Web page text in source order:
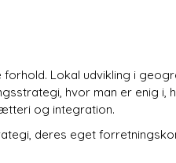
Lokal udvikling i
hvor man er enig
og integration.
deres eget